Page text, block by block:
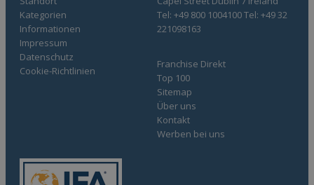
Kategorien
Informationen
Franchise Direkt
Top 100
Sitemap
Über uns
Kontakt
Werben bei uns
Impressum
Datenschutz
Cookie-Richtlinien
Tel: +49 800 1004100 Tel: +49 32
221098163